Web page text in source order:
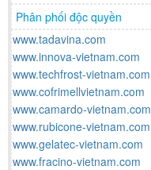
Phân phối độc quyền
www.tadavina.com
www.innova-vietnam.com
www.techfrost-vietnam.com
www.cofrimellvietnam.com
www.camardo-vietnam.com
www.rubicone-vietnam.com
www.gelatec-vietnam.com
www.fracino-vietnam.com